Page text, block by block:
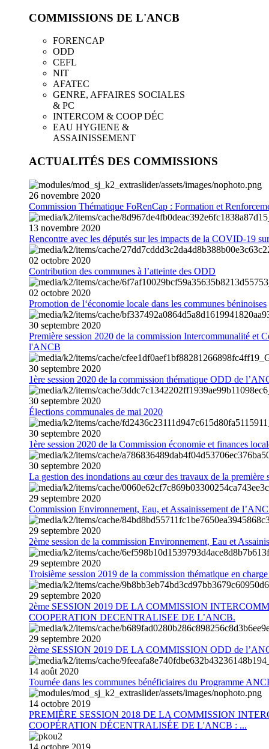
COMMISSIONS DE L'ANCB
FORENCAP
ODD
CEFL
NIT
AFATEC
GENRE, AFFAIRES SOCIALES
& PC
INTERCOM & COOP DÉC
EAU HYGIENE &
ASSAINISSEMENT
ACTUALITÉS DES COMMISSIONS
26 novembre 2020
Commission Thématique FoRenCap : Formation et
13 novembre 2020
Rencontre avec les députés sur les impacts de la COVID-19
02 octobre 2020
Contribution des communes à l’atteinte des ODD
02 octobre 2020
Promotion de l‘économie locale dans les communes béninoises
30 septembre 2020
Première session 2020 de la commission Intercommunalité et
l'ANCB
30 septembre 2020
1ère session 2020 de la commission thématique ODD de
30 septembre 2020
Élections communales de mai 2020
30 septembre 2020
1ère session 2020 de la Commission économie et finances
30 septembre 2020
La gestion des inondations au cœur des travaux de la première
29 septembre 2020
Commission Environnement, Eau, et Assainissement de
29 septembre 2020
2ème session de la commission Environnement, Eau et
29 septembre 2020
Troisième session 2019 de la commission thématique en
29 septembre 2020
2ème SESSION 2019 DE LA COMMISSION
COOPERATION DECENTRALISEE DE L’ANCB.
29 septembre 2020
2ème SESSION 2019 DE LA COMMISSION ODD de
14 août 2020
Tournée dans les communes bénéficiaires du Programme
14 octobre 2019
PREMIÈRE SESSION 2018 DE LA COMMISSION
COOPÉRATION DÉCENTRALISÉE DE L'ANCB : ...
14 octobre 2019